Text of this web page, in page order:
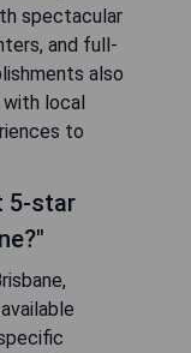
spectacular
and full-
also
local
to
5-star